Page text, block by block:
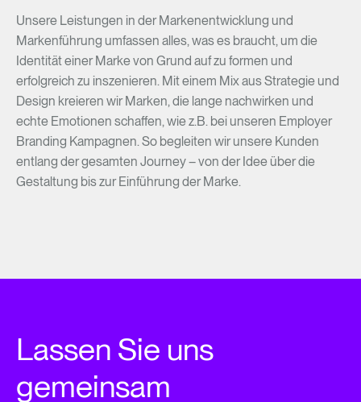
Unsere Leistungen in der Markenentwicklung und
Markenführung umfassen alles, wases braucht, um die
Identitäteiner Markevon Grund aufzu formen und
erfolgreich zu inszenieren. Miteinem Mix ausStrategie und
Design kreieren wir Marken, die lange nachwirken und
echte Emotionen schaffen, wiez.B. bei unseren Employer
Branding Kampagnen. So begleiten wir unsere Kunden
entlang dergesamten Journey–von der Idee überdie
Gestaltung biszur Einführung der Marke.
Lassen Sie uns
gemeinsam